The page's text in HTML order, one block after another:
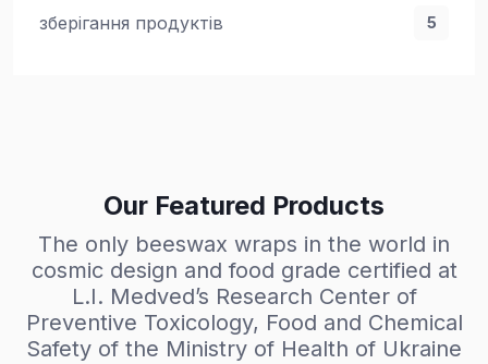
зберігання продуктів 5
Our Featured Products
The only beeswax wraps in the world in
cosmic design and food grade certified at
L.I. Medved’s Research Center of
Preventive Toxicology, Food and Chemical
Safety of the Ministry of Health of Ukraine